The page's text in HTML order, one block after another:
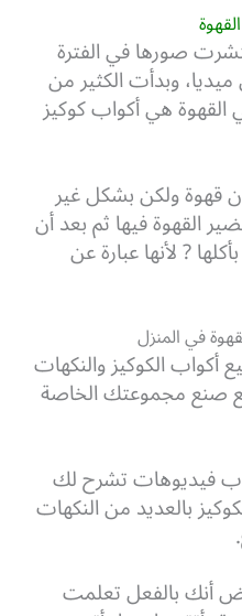
صورها في الفترة
وبدأت الكثير من
القهوة هي أكواب كوكيز
قهوة ولكن بشكل غير
القهوة فيها ثم بعد أن
? لأنها عبارة عن
في المنزل
أكواب الكوكيز والنكهات
صنع مجموعتك الخاصة
فيديوهات تشرح لك
بالعديد من النكهات
أنك بالفعل تعلمت